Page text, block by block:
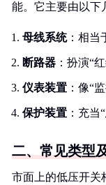
能。它主要由以下
母线系统：相当
断路器 ：扮演“
仪表装置 ：像“
保护装置 ：充
二、常见类型
市面上的低压开关